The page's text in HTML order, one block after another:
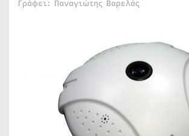
Γράφει: Παναγιώτης Βαρελάς